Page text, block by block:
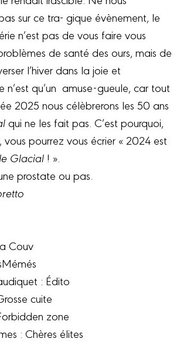
sur ce tra- gique évènement, le
n’est pas de vous faire vous
de santé des ours, mais de
l’hiver dans la joie et
n’est qu’un amuse-gueule, car tout
2025 nous célèbrerons les 50 ans
qui ne les fait pas. C’est pourquoi,
vous pourrez vous écrier « 2024 est
Glacial ! ».
prostate ou pas.
Couv
: Édito
cuite
zone
: Chères élites